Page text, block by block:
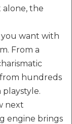
alone, the
you want with
From a
hundreds
next
engine brings